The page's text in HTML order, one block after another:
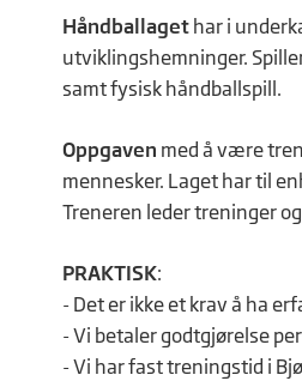
Håndballaget har i
utviklingshemninger.
samt fysisk håndballspill.
Oppgaven med å være
mennesker. Laget har til
Treneren leder treninger
PRAKTISK:
- Det er ikke et krav å ha
- Vi betaler godtgjørelse
- Vi har fast treningstid i